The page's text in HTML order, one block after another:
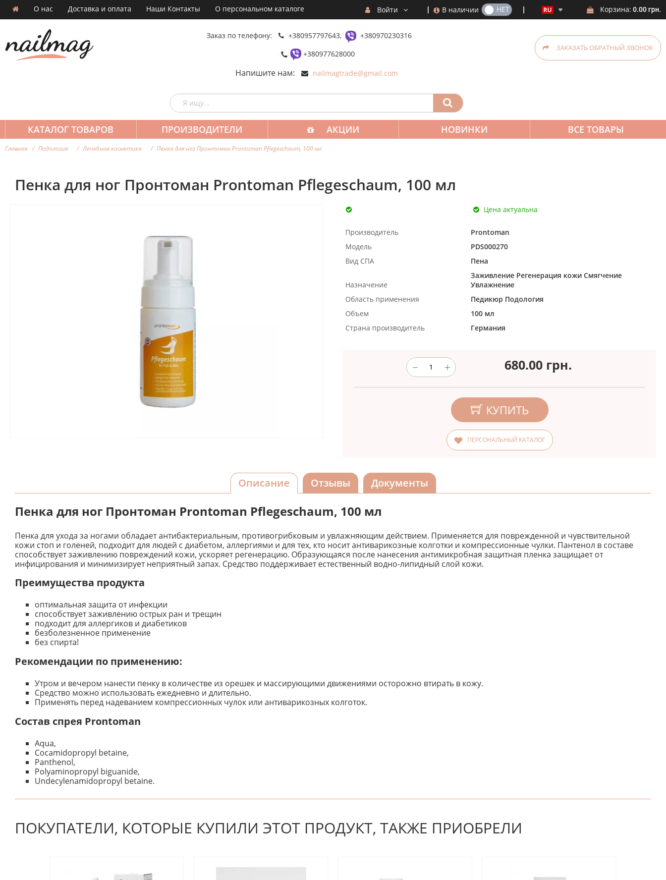
О нас Доставка и оплата Наши Контакты О персональном каталоге Корзина: 0.00 грн.
В наличии
ДА НЕТ
Войти
Заказ по телефону: +380957797643,
+380970230316
+380977628000
Напишите нам: nailmagtrade@gmail.com
ЗАКАЗАТЬ ОБРАТНЫЙ ЗВОНОК
КАТАЛОГ ТОВАРОВ ПРОИЗВОДИТЕЛИ АКЦИИ НОВИНКИ ВСЕ ТОВАРЫ
Главная Подология Лечебная косметика Пенка для ног Пронтоман Prontoman Pflegeschaum, 100 мл
Пенка для ног Пронтоман Prontoman Pflegeschaum, 100 мл
Цена актуальна
Производитель
Prontoman
Модель
PDS000270
Вид СПА
Пена
Назначение
Заживление Регенерация кожи Смягчение
Увлажнение
Область применения
Педикюр Подология
Объем
100 мл
Страна производитель
Германия
680.00 грн.
КУПИТЬ
ПЕРСОНАЛЬНЫЙ КАТАЛОГ
Описание Отзывы Документы
Пенка для ног Пронтоман Prontoman Pflegeschaum, 100 мл
Пенка для ухода за ногами обладает антибактериальным, противогрибковым и увлажняющим действием. Применяется для поврежденной и чувствительной
кожи стоп и голеней, подходит для людей с диабетом, аллергиями и для тех, кто носит антиварикозные колготки и компрессионные чулки. Пантенол в составе
способствует заживлению повреждений кожи, ускоряет регенерацию. Образующаяся после нанесения антимикробная защитная пленка защищает от
инфицирования и минимизирует неприятный запах. Средство поддерживает естественный водно-липидный слой кожи.
Преимущества продукта
оптимальная защита от инфекции
способствует заживлению острых ран и трещин
подходит для аллергиков и диабетиков
безболезненное применение
без спирта!
Рекомендации по применению:
Утром и вечером нанести пенку в количестве из орешек и массирующими движениями осторожно втирать в кожу.
Средство можно использовать ежедневно и длительно.
Применять перед надеванием компрессионных чулок или антиварикозных колготок.
Состав спрея Prontoman
Aqua,
Cocamidopropyl betaine,
Panthenol,
Polyaminopropyl biguanide,
Undecylenamidopropyl betaine.
К настоящему времени нет отзывов. Вы можете стать первым! Будьте первым, кто напишет отзыв.
ПОКУПАТЕЛИ, КОТОРЫЕ КУПИЛИ ЭТОТ ПРОДУКТ, ТАКЖЕ ПРИОБРЕЛИ